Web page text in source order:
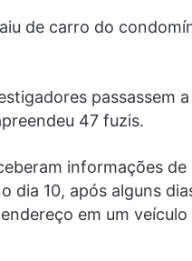
de carro do
passassem
47 fuzis.
informações
dia 10, após alguns
em um